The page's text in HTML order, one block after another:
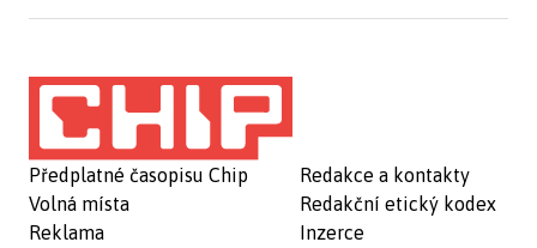
Předplatné časopisu Chip
Volná místa
Reklama
Redakce a kontakty
Redakční etický kodex
Inzerce